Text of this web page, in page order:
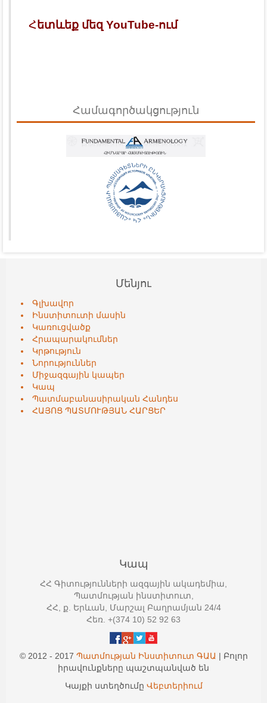
Հետևեք մեզ YouTube-ում
Համագործակցություն
Մենյու
Գլխավոր
Ինստիտուտի մասին
Կառուցվածք
Հրապարակումներ
Կրթություն
Նորություններ
Միջազգային կապեր
Կապ
Պատմաբանասիրական Հանդես
ՀԱՅՈՑ ՊԱՏՄՈՒԹՅԱՆ ՀԱՐՑԵՐ
Կապ
ՀՀ Գիտությունների ազգային ակադեմիա,
Պատմության ինստիտուտ,
ՀՀ, ք. Երևան, Մարշալ Բաղրամյան 24/4
Հեռ. +(374 10) 52 92 63
© 2012 - 2017 Պատմության Ինստիտուտ ԳԱԱ | Բոլոր
իրավունքները պաշտպանված են
Կայքի ստեղծումը Վեբտերիում